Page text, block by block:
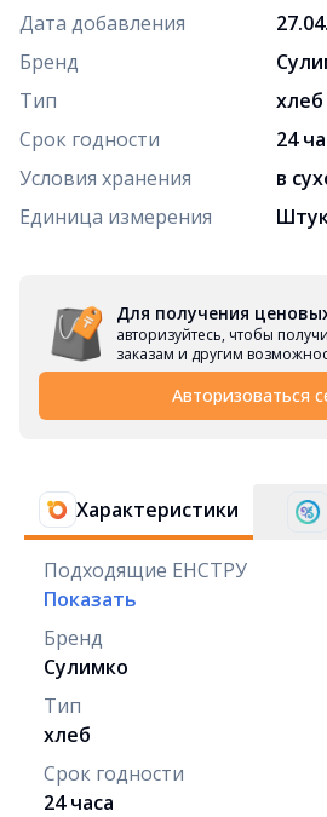
Дата добавления
Бренд
Тип
хлеб
Срок годности
24
Условия хранения
в
Единица измерения
Для получения
авторизуйтесь, чтобы
заказам и другим
Авторизоваться
Характеристики
Подходящие ЕНСТРУ
Показать
Бренд
Сулимко
Тип
хлеб
Срок годности
24 часа